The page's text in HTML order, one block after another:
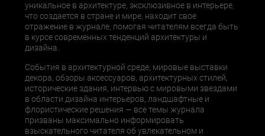
уникальное в архитектуре, эксклюзивное в интерьере,
что создается в стране и мире, находит свое
отражение в журнале, помогая читателям всегда быть
в курсе современных тенденций архитектуры и
дизайна.
События в архитектурной среде, мировые выставки
декора, обзоры аксессуаров, архитектурных стилей,
исторические здания, интервью с мировыми звездами
в области дизайна интерьеров, ландшафтные и
флористические решения — все темы журнала
призваны максимально информировать
взыскательного читателя об увлекательном и